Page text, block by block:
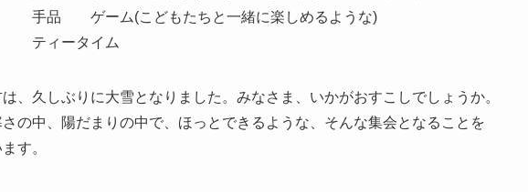
ム(こどもたちと一緒に楽しめるような)
タイム
、久しぶりに大雪となりました。みなさま、いかがおすこしでしょうか。
の中、陽だまりの中で、ほっとできるような、そんな集会となることを
ます。